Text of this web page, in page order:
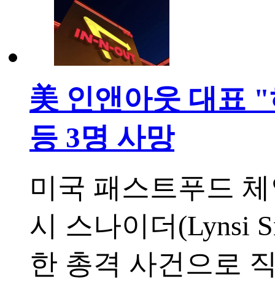
美 인앤아웃 대표
등 3명 사망
미국 패스트푸드
시 스나이더(Lynsi
한 총격 사건으로